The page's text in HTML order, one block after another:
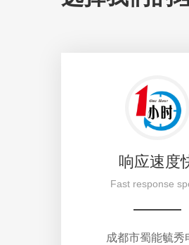
响应速度
Fast response
成都市蜀能毓秀